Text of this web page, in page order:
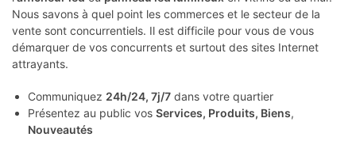
Nous savons à quel point les commerces et le secteur de la
vente sont concurrentiels. Il est difficile pour vous de vous
démarquer de vos concurrents et surtout des sites Internet
attrayants.
Communiquez 24h/24, 7j/7 dans votre quartier
Présentez au public vos Services, Produits, Biens,
Nouveautés